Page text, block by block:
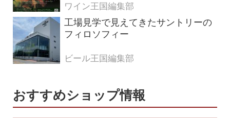
（2026年6月28日応募締め切り）
ワイン王国編集部
工場見学で見えてきたサントリーの
フィロソフィー
ビール王国編集部
おすすめショップ情報